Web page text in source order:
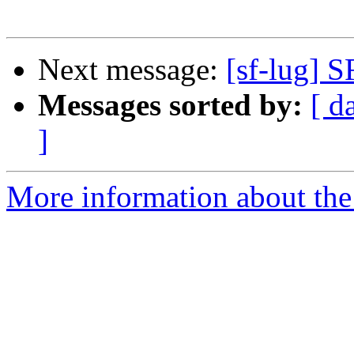
Next message: [sf-lug]
Messages sorted by: [
]
More information about